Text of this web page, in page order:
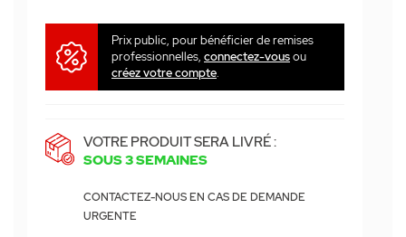
Prix public, pour bénéficier de remises
professionnelles, connectez-vousou
créez votre compte.
VOTRE PRODUIT SERA LIVRÉ :
SOUS 3 SEMAINES
CONTACTEZ-NOUS EN CAS DE DEMANDE
URGENTE